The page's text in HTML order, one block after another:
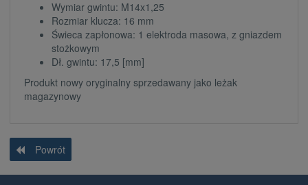
Wymiar gwintu: M14x1,25
Rozmiar klucza: 16 mm
Świeca zapłonowa: 1 elektroda masowa, z gniazdem
stożkowym
Dł. gwintu: 17,5 [mm]
Produkt nowy oryginalny sprzedawany jako leżak
magazynowy
Powrót